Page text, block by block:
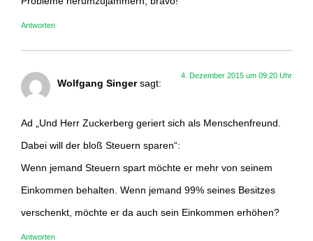
Antworten
Wolfgang Singer sagt:
4. Dezember 2015 um 09:20 Uhr
Ad „Und Herr Zuckerberg geriert sich als Menschenfreund.
Dabei will der bloß Steuern sparen“:
Wenn jemand Steuern spart möchte er mehr von seinem
Einkommen behalten. Wenn jemand 99% seines Besitzes
verschenkt, möchte er da auch sein Einkommen erhöhen?
Antworten